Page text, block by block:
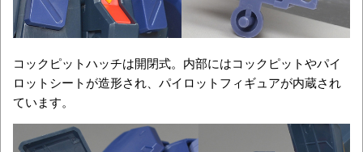
コックピットハッチは開閉式。内部にはコックピットやパイ
ロットシートが造形され、パイロットフィギュアが内蔵され
ています。